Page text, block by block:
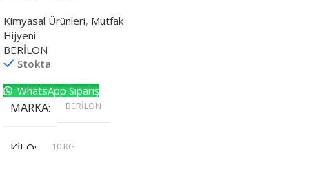
Kimyasal Ürünleri, Mutfak
Hijyeni
BERİLON
Stokta
WhatsApp Sipariş
MARKA BERİLON
KILO
10 KG